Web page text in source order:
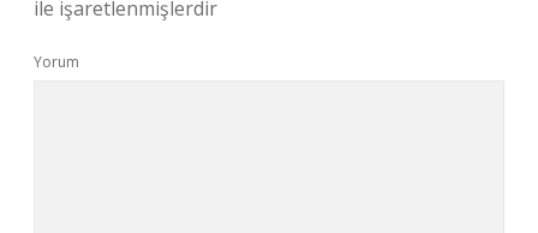
ile işaretlenmişlerdir
Yorum